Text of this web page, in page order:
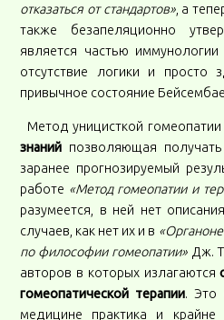
отказаться от стандартов», а
также безапеляционно
является частью
отсутствие логики и просто
привычное состояние
Метод уницисткой гомеопатии
знаний позволяющая
заранее прогнозируемый
работе «Метод гомеопатии и
разумеется, в ней нет
случаев, как нет их и в
по философии гомеопатии» Дж.
авторов в которых излагаются
гомеопатической терапии. Это
медицине практика и крайне